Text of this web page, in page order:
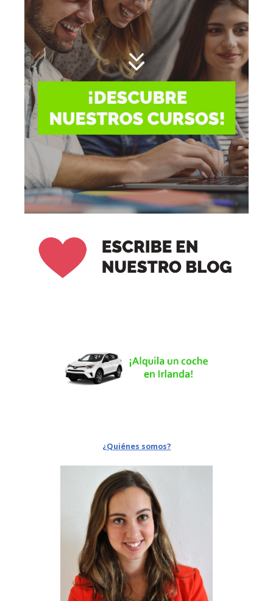
¿Quiénes somos?